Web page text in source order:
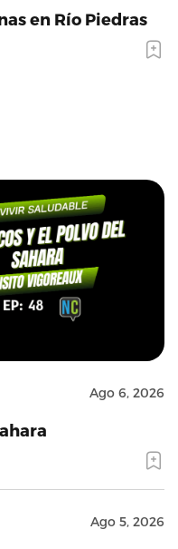
en Río Piedras
Ago 6, 2026
Ago 5, 2026